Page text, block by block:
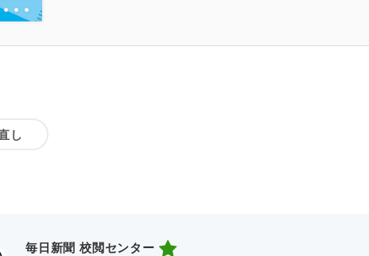
し
毎日新聞 校閲センター